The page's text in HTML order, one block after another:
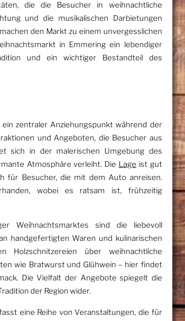
die die Besucher in weihnachtliche
und die musikalischen Darbietungen
den Markt zu einem unvergesslichen
in Emmering ein lebendiger
und ein wichtiger Bestandteil des
zentraler Anziehungspunkt während der
und Angeboten, die Besucher aus
sich in der malerischen Umgebung des
Atmosphäre verleiht. Die Lage ist gut
für Besucher, die mit dem Auto anreisen.
wobei es ratsam ist, frühzeitig
Weihnachtsmarktes sind die liebevoll
handgefertigten Waren und kulinarischen
Holzschnitzereien über weihnachtliche
wie Bratwurst und Glühwein – hier findet
Die Vielfalt der Angebote spiegelt die
der Region wider.
eine Reihe von Veranstaltungen, die für